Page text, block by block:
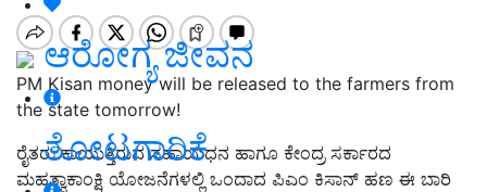
ಆರೋಗ್ಯ ಜೀವನ
ತೋಟಗಾರಿಕೆ
PM Kisan money will be released to the farmers from
the state tomorrow!
ರೈತರು ಕಾಯುತ್ತಿರುವ ಸಹಾಯಧನ ಹಾಗೂ ಕೇಂದ್ರ ಸರ್ಕಾರದ
ಮಹತ್ವಾಕಾಂಕ್ಷಿ ಯೋಜನೆಗಳಲ್ಲಿ ಒಂದಾದ ಪಿಎಂ ಕಿಸಾನ್‌ ಹಣ ಈ ಬಾರಿ